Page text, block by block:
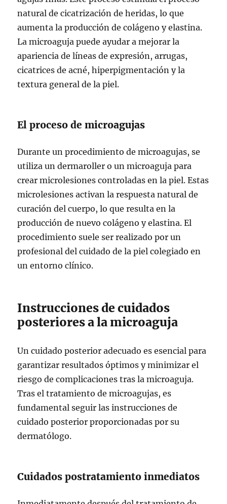
natural de cicatrización de heridas, lo que
aumenta la producción de colágeno y elastina.
La microaguja puede ayudar a mejorar la
apariencia de líneas de expresión, arrugas,
cicatrices de acné, hiperpigmentación y la
textura general de la piel.
El proceso de microagujas
Durante un procedimiento de microagujas, se
utiliza un dermaroller o un microaguja para
crear microlesiones controladas en la piel. Estas
microlesiones activan la respuesta natural de
curación del cuerpo, lo que resulta en la
producción de nuevo colágeno y elastina. El
procedimiento suele ser realizado por un
profesional del cuidado de la piel colegiado en
un entorno clínico.
Instrucciones de cuidados
posteriores a la microaguja
Un cuidado posterior adecuado es esencial para
garantizar resultados óptimos y minimizar el
riesgo de complicaciones tras la microaguja.
Tras el tratamiento de microagujas, es
fundamental seguir las instrucciones de
cuidado posterior proporcionadas por su
dermatólogo.
Cuidados postratamiento inmediatos